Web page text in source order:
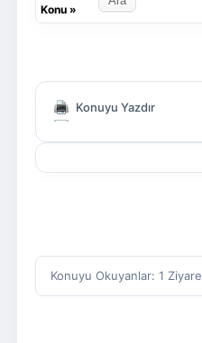
Konu»
Konuyu Yazdır
Konuyu Okuyanlar: 1